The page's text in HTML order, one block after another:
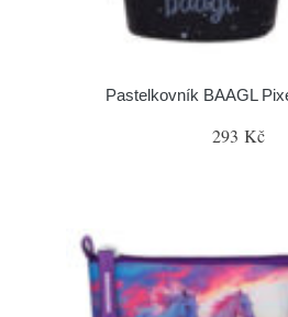
Pastelkovník BAAGL
293 Kč